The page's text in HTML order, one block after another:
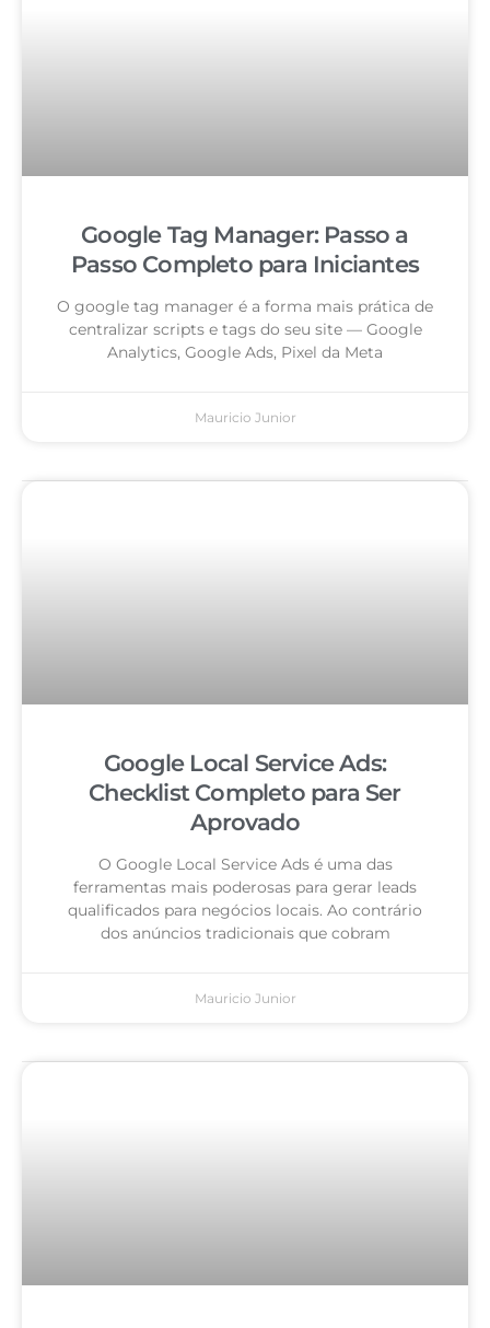
Google Tag Manager: Passo a
Passo Completo para Iniciantes
O google tag manager é a forma mais prática de
centralizar scripts e tags do seu site — Google
Analytics, Google Ads, Pixel da Meta
Mauricio Junior
Google Local Service Ads:
Checklist Completo para Ser
Aprovado
O Google Local Service Ads é uma das
ferramentas mais poderosas para gerar leads
qualificados para negócios locais. Ao contrário
dos anúncios tradicionais que cobram
Mauricio Junior